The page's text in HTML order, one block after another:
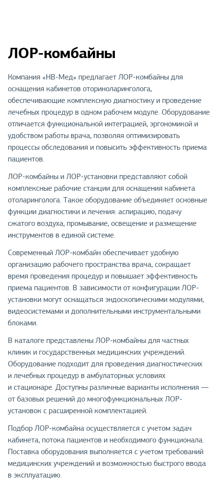
ЛОР-комбайны
Компания «НВ-Мед» предлагает ЛОР-комбайны для
оснащения кабинетов оториноларинголога,
обеспечивающие комплексную диагностику и проведение
лечебных процедур в одном рабочем модуле. Оборудование
отличается функциональной интеграцией, эргономикой и
удобством работы врача, позволяя оптимизировать
процессы обследования и повысить эффективность приема
пациентов.
ЛОР-комбайны и ЛОР-установки представляют собой
комплексные рабочие станции для оснащения кабинета
отоларинголога. Такое оборудование объединяет основные
функции диагностики и лечения: аспирацию, подачу
сжатого воздуха, промывание, освещение и размещение
инструментов в единой системе.
Современный ЛОР-комбайн обеспечивает удобную
организацию рабочего пространства врача, сокращает
время проведения процедур и повышает эффективность
приема пациентов. В зависимости от конфигурации ЛОР-
установки могут оснащаться эндоскопическими модулями,
видеосистемами и дополнительными инструментальными
блоками.
В каталоге представлены ЛОР-комбайны для частных
клиник и государственных медицинских учреждений.
Оборудование подходит для проведения диагностических
и лечебных процедур в амбулаторных условиях
и стационаре. Доступны различные варианты исполнения —
от базовых решений до многофункциональных ЛОР-
установок с расширенной комплектацией.
Подбор ЛОР-комбайна осуществляется с учетом задач
кабинета, потока пациентов и необходимого функционала.
Поставка оборудования выполняется с учетом требований
медицинских учреждений и возможностью быстрого ввода
в эксплуатацию.